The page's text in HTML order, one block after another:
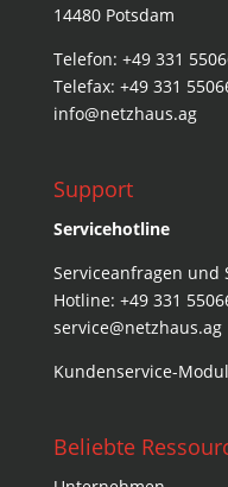
14480 Potsdam
Telefon: +49 331
Telefax: +49 331
info@netzhaus.ag
Support
Servicehotline
Serviceanfragen und
Hotline: +49 331
service@netzhaus.ag
Kundenservice-
Beliebte